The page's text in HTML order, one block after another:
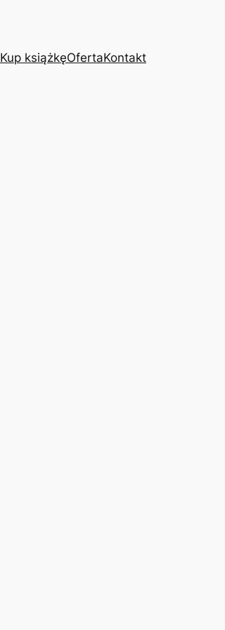
Kup książkęOfertaKontakt